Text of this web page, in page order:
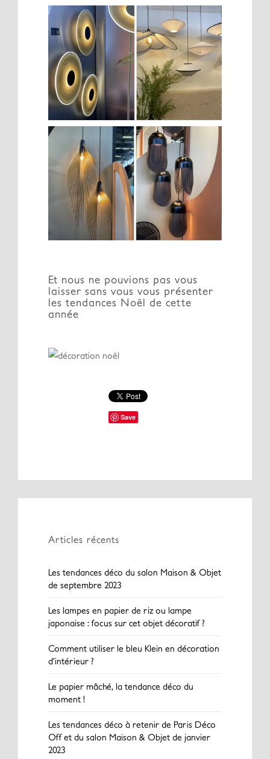
Et nous ne pouvions pas vous
laisser sans vous vous présenter
les tendances Noël de cette
année
Save
Articles récents
Les tendances déco du salon Maison & Objet
de septembre 2023
Les lampes en papier de riz ou lampe
japonaise : focus sur cet objet décoratif ?
Comment utiliser le bleu Klein en décoration
d’intérieur ?
Le papier mâché, la tendance déco du
moment !
Les tendances déco à retenir de Paris Déco
Off et du salon Maison & Objet de janvier
2023